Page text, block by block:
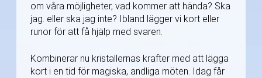
om våra möjligheter, vad kommer att hända? Ska
jag. eller ska jag inte? Ibland lägger vi kort eller
runor för att få hjälp med svaren.
Kombinerar nu kristallernas krafter med att lägga
kort i en tid för magiska, andliga möten. Idag får